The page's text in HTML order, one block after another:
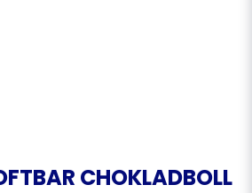
CHOKLADBOLL